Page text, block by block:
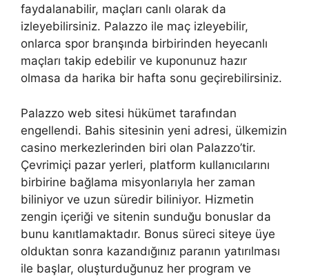
faydalanabilir, maçları canlı olarak da
izleyebilirsiniz. Palazzo ile maç izleyebilir,
onlarca spor branşında birbirinden heyecanlı
maçları takip edebilir ve kuponunuz hazır
olmasa da harika bir hafta sonu geçirebilirsiniz.
Palazzo web sitesi hükümet tarafından
engellendi. Bahis sitesinin yeni adresi, ülkemizin
casino merkezlerinden biri olan Palazzo’tir.
Çevrimiçi pazar yerleri, platform kullanıcılarını
birbirine bağlama misyonlarıyla her zaman
biliniyor ve uzun süredir biliniyor. Hizmetin
zengin içeriği ve sitenin sunduğu bonuslar da
bunu kanıtlamaktadır. Bonus süreci siteye üye
olduktan sonra kazandığınız paranın yatırılması
ile başlar, oluşturduğunuz her program ve